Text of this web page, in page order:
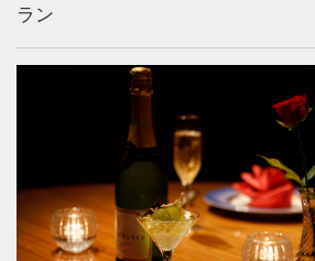
ラン